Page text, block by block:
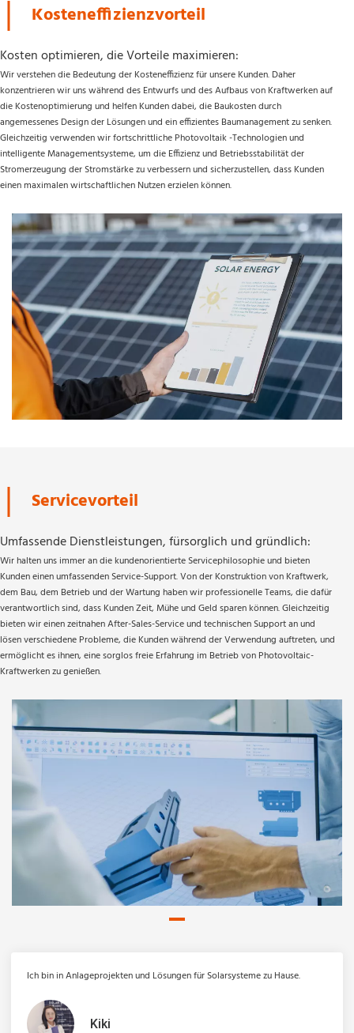
Kosteneffizienzvorteil
Kosten optimieren, die Vorteile maximieren:
Wir verstehen die Bedeutung der Kosteneffizienz für unsere Kunden. Daher
konzentrieren wir uns während des Entwurfs und des Aufbaus von Kraftwerken auf
die Kostenoptimierung und helfen Kunden dabei, die Baukosten durch
angemessenes Design der Lösungen und ein effizientes Baumanagement zu senken.
Gleichzeitig verwenden wir fortschrittliche Photovoltaik -Technologien und
intelligente Managementsysteme, um die Effizienz und Betriebsstabilität der
Stromerzeugung der Stromstärke zu verbessern und sicherzustellen, dass Kunden
einen maximalen wirtschaftlichen Nutzen erzielen können.
Servicevorteil
Umfassende Dienstleistungen, fürsorglich und gründlich:
Wir halten uns immer an die kundenorientierte Servicephilosophie und bieten
Kunden einen umfassenden Service-Support. Von der Konstruktion von Kraftwerk,
dem Bau, dem Betrieb und der Wartung haben wir professionelle Teams, die dafür
verantwortlich sind, dass Kunden Zeit, Mühe und Geld sparen können. Gleichzeitig
bieten wir einen zeitnahen After-Sales-Service und technischen Support an und
lösen verschiedene Probleme, die Kunden während der Verwendung auftreten, und
ermöglicht es ihnen, eine sorglos freie Erfahrung im Betrieb von Photovoltaic-
Kraftwerken zu genießen.
Ich bin in Anlageprojekten und Lösungen für Solarsysteme zu Hause.
Kiki